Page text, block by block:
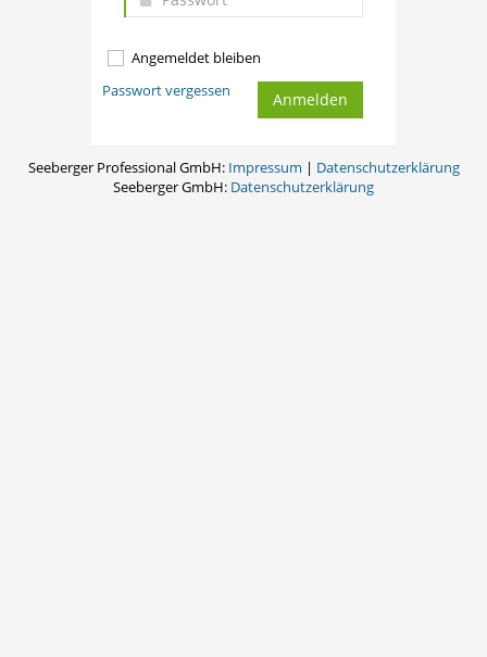
Angemeldet bleiben
Passwort vergessen
Seeberger Professional GmbH: Impressum | Datenschutzerklärung
Seeberger GmbH: Datenschutzerklärung